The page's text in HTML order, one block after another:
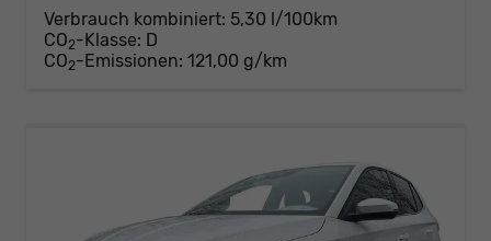
Verbrauch kombiniert: 5,30 l/100km
CO2-Klasse: D
CO2-Emissionen: 121,00 g/km